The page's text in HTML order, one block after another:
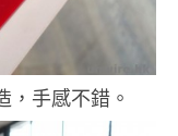
手感不錯。